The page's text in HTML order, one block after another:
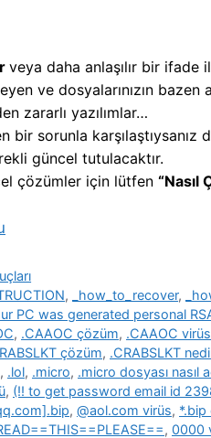
veya daha anlaşılır bir ifade
ve dosyalarınızın bazen
zararlı yazılımlar…
bir sorunla karşılaştıysanız
güncel tutulacaktır.
çözümler için lütfen “Nasıl
, _how_to_recover,
PC was generated personal
, .CAAOC çözüm, .CAAOC
çözüm, .CRABSLKT
, .lol, .micro, .micro dosyası nasıl
, (!! to get password email id
, @aol.com virüs, *.bip
, 0000